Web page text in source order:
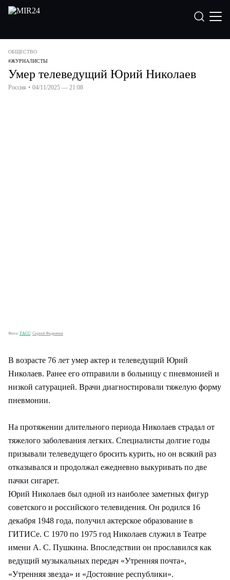
ОБЩЕСТВО
#ЖУРНАЛИСТЫ
Умер телеведущий Юрий Николаев
Россия • 04/11/2025 — 21:08
Фото: ТАСС/ Сергей Фадеичев
В возрасте 76 лет умер актер и телеведущий Юрий
Николаев. Ранее его отправили в больницу с пневмонией и
низкой сатурацией. Врачи диагностировали тяжелую форму
пневмонии.
На протяжении длительного периода Николаев страдал от
тяжелого заболевания легких. Специалисты долгие годы
призывали телеведущего бросить курить, но он всякий раз
отказывался и продолжал ежедневно выкуривать по две
пачки сигарет.
Юрий Николаев был одной из наиболее заметных фигур
советского и российского телевидения. Он родился 16
декабря 1948 года, получил актерское образование в
ГИТИСе. С 1970 по 1975 год Николаев служил в Театре
имени А. С. Пушкина. Впоследствии он прославился как
ведущий музыкальных передач «Утренняя почта»,
«Утренняя звезда» и «Достояние республики».